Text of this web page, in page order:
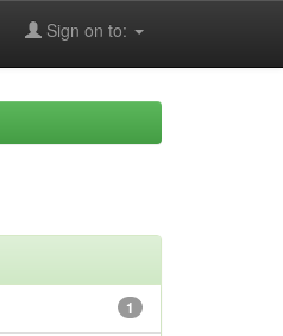
Sign on to:
1